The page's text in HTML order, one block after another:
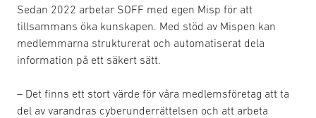
Sedan 2022 arbetar SOFF med egen Misp för att
tillsammans öka kunskapen. Med stöd av Mispen kan
medlemmarna strukturerat och automatiserat dela
information på ett säkert sätt.
– Det finns ett stort värde för våra medlemsföretag att ta
del av varandras cyberunderrättelsen och att arbeta